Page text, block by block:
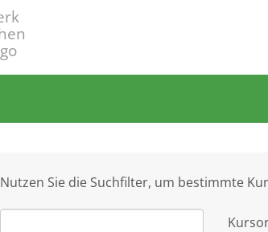
Nutzen Sie die Suchfilter, um bestimmte